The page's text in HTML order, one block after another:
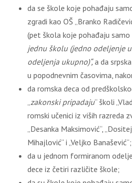
da se škole koje pohađaju
zgradi kao OŠ „Branko
(pet škola koje pohađaju samo
jednu školu (jedno odeljenje
odeljenja ukupno)“,a da
u popodnevnim časovima,
da romska deca od
„zakonski pripadaju“ školi
romski učenici iz viših razreda
„Desanka Maksimović“,
Mihajlović“ i „Veljko Banašević“;
da u jednom formiranom
dece iz četiri različite škole;